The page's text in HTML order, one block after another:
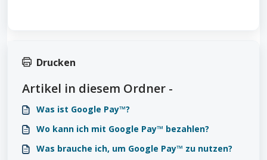
Drucken
Artikel in diesem Ordner -
Was ist Google Pay™?
Wo kann ich mit Google Pay™ bezahlen?
Was brauche ich, um Google Pay™ zu nutzen?